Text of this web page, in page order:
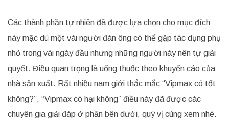
Các thành phần tự nhiên đã được lựa chọn cho mục đích
này mặc dù một vài người đàn ông có thể gặp tác dụng phụ
nhỏ trong vài ngày đầu nhưng những người này nên tự giải
quyết. Điều quan trọng là uống thuốc theo khuyến cáo của
nhà sản xuất. Rất nhiều nam giới thắc mắc “Vipmax có tốt
không?”, “Vipmax có hại không” điều này đã được các
chuyên gia giải đáp ở phần bên dưới, quý vị cùng xem nhé.